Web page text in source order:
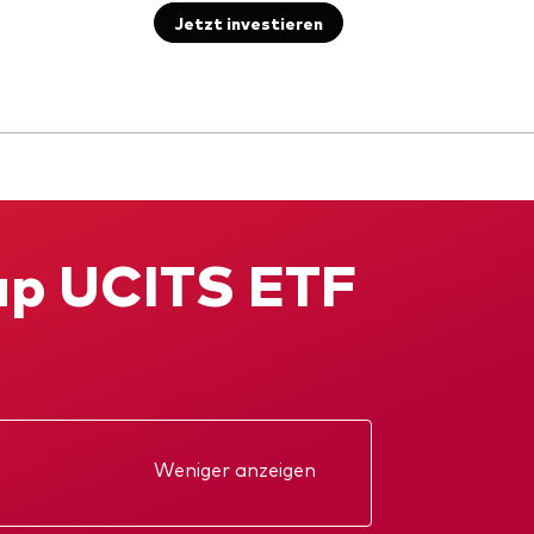
Jetzt investieren
UCITS ETF
Weniger anzeigen
Jahresbericht